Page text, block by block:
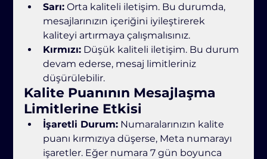
Sarı: Orta kaliteli iletişim. Bu durumda,
mesajlarınızın içeriğini iyileştirerek
kaliteyi artırmaya çalışmalısınız.
Kırmızı: Düşük kaliteli iletişim. Bu durum
devam ederse, mesaj limitleriniz
düşürülebilir.
Kalite Puanının Mesajlaşma
Limitlerine Etkisi
İşaretli Durum: Numaralarınızın kalite
puanı kırmızıya düşerse, Meta numarayı
işaretler. Eğer numara 7 gün boyunca